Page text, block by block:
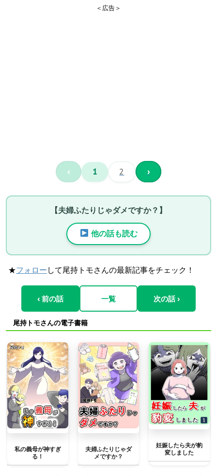
＜広告＞
‹ 1 2 ›
【夫婦ふたりじゃダメですか？】
他の話も読む
★フォロー して尾持トモさんの最新記事をチェック！
‹ 前の話 一覧 次の話 ›
尾持トモさんの電子書籍
私の義母が神すぎ
る！
夫婦ふたりじゃダ
メですか？
妊娠したら夫が豹
変しました